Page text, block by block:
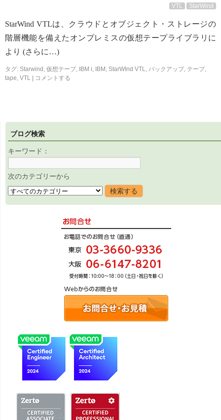
VTL
StarWind
StarWind VTLは、クラウドとオブジェクト・ストレージの
階層機能を備えたオンプレミスの仮想テープライブラリに
より (さらに…)
タグ: Starwind , 仮想テープ, IBM i, IBM , StarWInd VTL, バックアップ, テープ,
tape, VTL コメントする
ブログ検索
キーワード：
次のカテゴリーから